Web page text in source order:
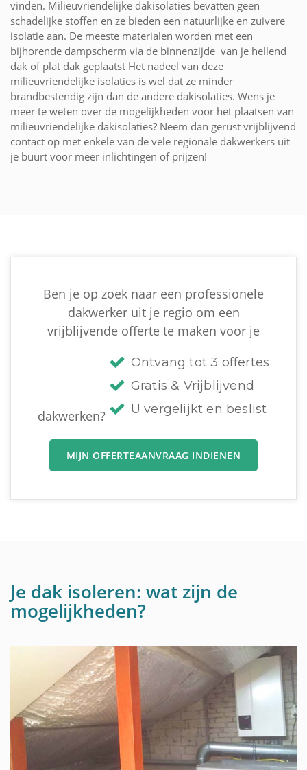
vinden. Milieuvriendelijke dakisolaties bevatten geen
schadelijke stoffen en ze bieden een natuurlijke en zuivere
isolatie aan. De meeste materialen worden met een
bijhorende dampscherm via de binnenzijde van je hellend
dak of plat dak geplaatst Het nadeel van deze
milieuvriendelijke isolaties is wel dat ze minder
brandbestendig zijn dan de andere dakisolaties. Wens je
meer te weten over de mogelijkheden voor het plaatsen van
milieuvriendelijke dakisolaties? Neem dan gerust vrijblijvend
contact op met enkele van de vele regionale dakwerkers uit
je buurt voor meer inlichtingen of prijzen!
Ben je op zoek naar een professionele
dakwerker uit je regio om een
vrijblijvende offerte te maken voor je
dakwerken?
Ontvang tot 3 offertes
Gratis & Vrijblijvend
U vergelijkt en beslist
MIJN OFFERTEAANVRAAG INDIENEN
Je dak isoleren: wat zijn de
mogelijkheden?